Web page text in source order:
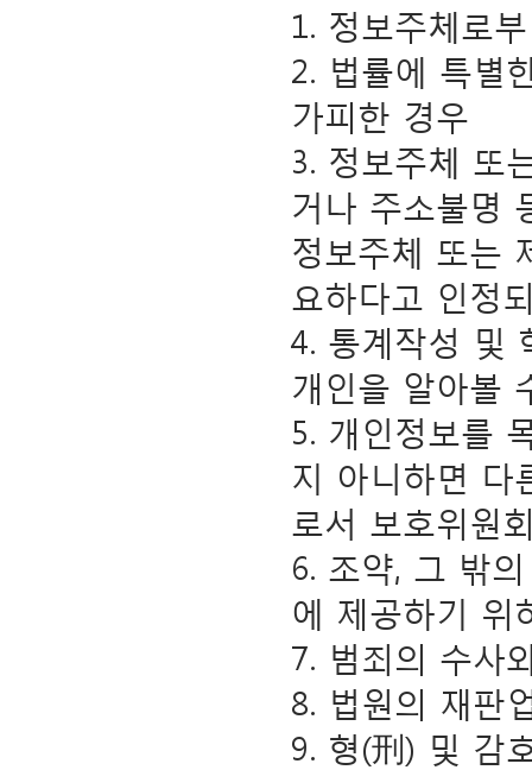
1. 정보주체로
2. 법률에 특별
가피한 경우
3. 정보주체 또
거나 주소불명
정보주체 또는
요하다고 인정
4. 통계작성 및
개인을 알아볼
5. 개인정보를
지 아니하면 다
로서 보호위원
6. 조약, 그 밖
에 제공하기 위
7. 범죄의 수사
8. 법원의 재판
9. 형(刑) 및 감